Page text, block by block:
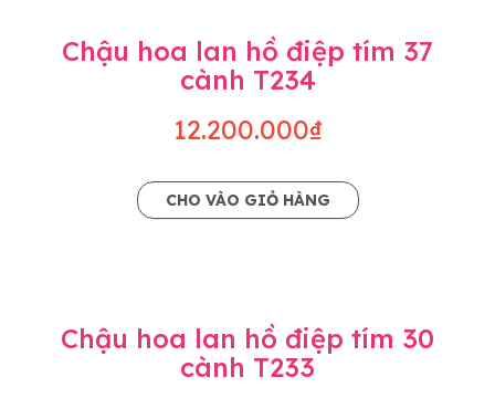
Chậu hoa lan hồ điệp tím 37
cành T234
12.200.000₫
CHO VÀO GIỎ HÀNG
Chậu hoa lan hồ điệp tím 30
cành T233